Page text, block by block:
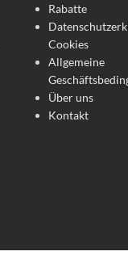
Rabatte
Cookies
Allgemeine
Über uns
Kontakt